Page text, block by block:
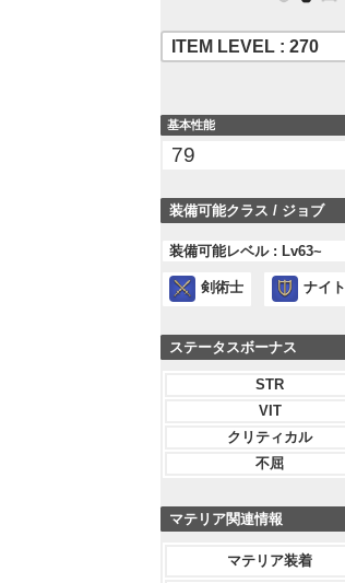
ITEM LEVEL : 270
基本性能
79
装備可能クラス / ジョブ
装備可能レベル : Lv63~
剣術士 ナイト
ステータスボーナス
STR
VIT
クリティカル
不屈
マテリア関連情報
マテリア装着